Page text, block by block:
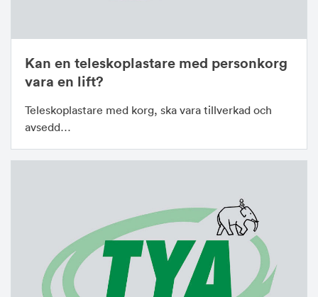
Kan en teleskoplastare med personkorg
vara en lift?
Teleskoplastare med korg, ska vara tillverkad och
avsedd…